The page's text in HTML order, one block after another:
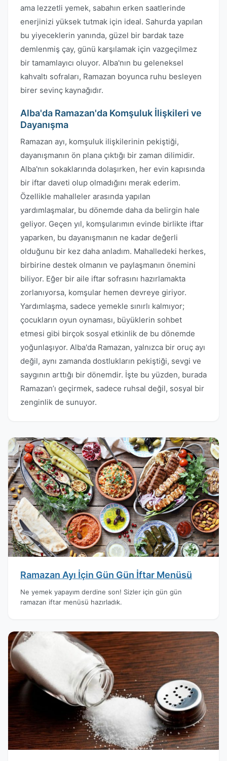
ama lezzetli yemek, sabahın erken saatlerinde
enerjinizi yüksek tutmak için ideal. Sahurda yapılan
bu yiyeceklerin yanında, güzel bir bardak taze
demlenmiş çay, günü karşılamak için vazgeçilmez
bir tamamlayıcı oluyor. Alba'nın bu geleneksel
kahvaltı sofraları, Ramazan boyunca ruhu besleyen
birer sevinç kaynağıdır.
Alba'da Ramazan'da Komşuluk İlişkileri ve
Dayanışma
Ramazan ayı, komşuluk ilişkilerinin pekiştiği,
dayanışmanın ön plana çıktığı bir zaman dilimidir.
Alba'nın sokaklarında dolaşırken, her evin kapısında
bir iftar daveti olup olmadığını merak ederim.
Özellikle mahalleler arasında yapılan
yardımlaşmalar, bu dönemde daha da belirgin hale
geliyor. Geçen yıl, komşularımın evinde birlikte iftar
yaparken, bu dayanışmanın ne kadar değerli
olduğunu bir kez daha anladım. Mahalledeki herkes,
birbirine destek olmanın ve paylaşmanın önemini
biliyor. Eğer bir aile iftar sofrasını hazırlamakta
zorlanıyorsa, komşular hemen devreye giriyor.
Yardımlaşma, sadece yemekle sınırlı kalmıyor;
çocukların oyun oynaması, büyüklerin sohbet
etmesi gibi birçok sosyal etkinlik de bu dönemde
yoğunlaşıyor. Alba'da Ramazan, yalnızca bir oruç ayı
değil, aynı zamanda dostlukların pekiştiği, sevgi ve
saygının arttığı bir dönemdir. İşte bu yüzden, burada
Ramazan’ı geçirmek, sadece ruhsal değil, sosyal bir
zenginlik de sunuyor.
Ramazan Ayı İçin Gün Gün İftar Menüsü
Ne yemek yapayım derdine son! Sizler için gün gün
ramazan iftar menüsü hazırladık.